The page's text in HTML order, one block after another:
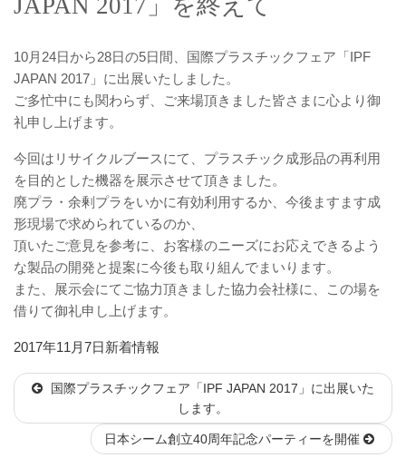
JAPAN 2017」を終えて
10月24日から28日の5日間、国際プラスチックフェア「IPF
JAPAN 2017」に出展いたしました。
ご多忙中にも関わらず、ご来場頂きました皆さまに心より御
礼申し上げます。
今回はリサイクルブースにて、プラスチック成形品の再利用
を目的とした機器を展示させて頂きました。
廃プラ・余剰プラをいかに有効利用するか、今後ますます成
形現場で求められているのか、
頂いたご意見を参考に、お客様のニーズにお応えできるよう
な製品の開発と提案に今後も取り組んでまいります。
また、展示会にてご協力頂きました協力会社様に、この場を
借りて御礼申し上げます。
投
2017年11月7日カ
ゴ
ー
新着情報
国際プラスチックフェア「IPF JAPAN 2017」に出展いた
します。
日本シーム創立40周年記念パーティーを開催